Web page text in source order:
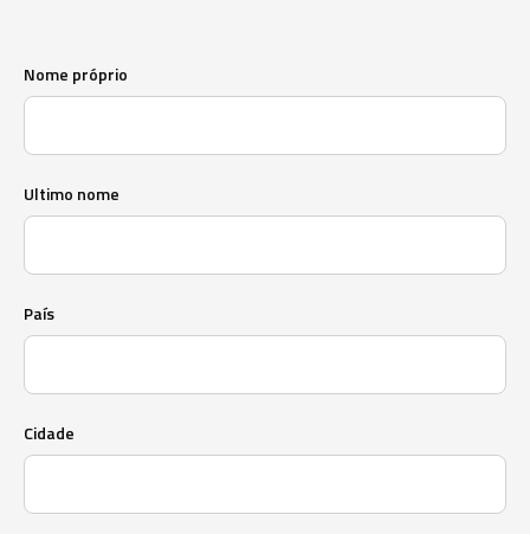
Nome próprio
Ultimo nome
País
Cidade